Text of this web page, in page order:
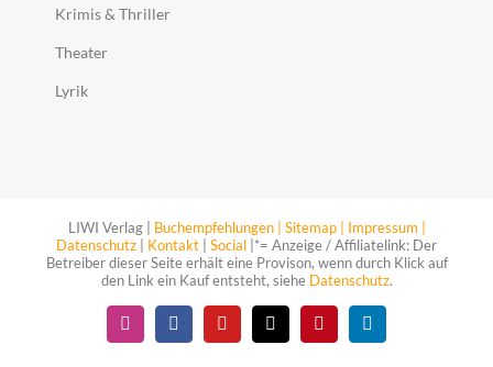
Krimis & Thriller
Theater
Lyrik
LIWI Verlag | Buchempfehlungen | Sitemap | Impressum |
Datenschutz
Kontakt Social |*= Anzeige / Affiliatelink: Der
Betreiber dieser Seite erhält eine Provison, wenn durch Klick auf
den Link ein Kauf entsteht, siehe Datenschutz.
InstagramFacebookYouTube
X PinterestLinkedIn